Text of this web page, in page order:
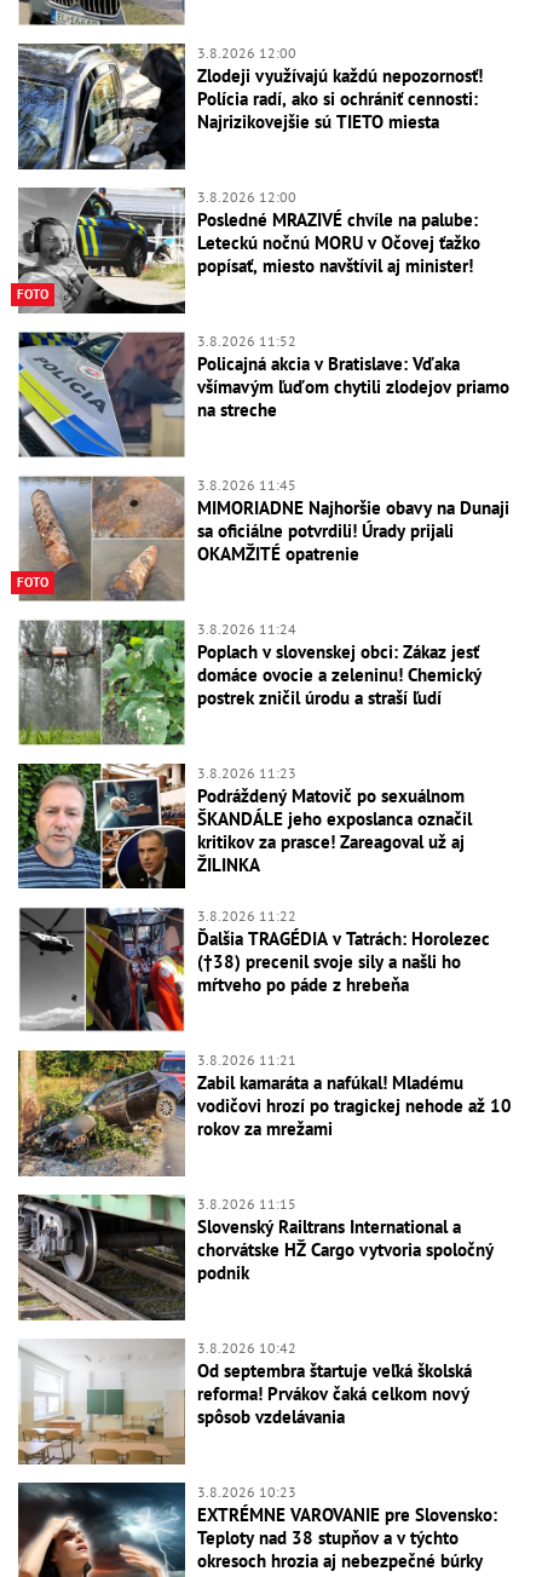
3.8.2026 12:00
Zlodeji využívajú každú nepozornosť!
Polícia radí, ako si ochrániť cennosti:
Najrizikovejšie sú TIETO miesta
FOTO
3.8.2026 12:00
Posledné MRAZIVÉ chvíle na palube:
Leteckú nočnú MORU v Očovej ťažko
popísať, miesto navštívil aj minister!
3.8.2026 11:52
Policajná akcia v Bratislave: Vďaka
všímavým ľuďom chytili zlodejov priamo
na streche
FOTO
3.8.2026 11:45
MIMORIADNE Najhoršie obavy na Dunaji
sa oficiálne potvrdili! Úrady prijali
OKAMŽITÉ opatrenie
3.8.2026 11:24
Poplach v slovenskej obci: Zákaz jesť
domáce ovocie a zeleninu! Chemický
postrek zničil úrodu a straší ľudí
3.8.2026 11:23
Podráždený Matovič po sexuálnom
ŠKANDÁLE jeho exposlanca označil
kritikov za prasce! Zareagoval už aj
ŽILINKA
3.8.2026 11:22
Ďalšia TRAGÉDIA v Tatrách: Horolezec
(†38) precenil svoje sily a našli ho
mŕtveho po páde z hrebeňa
3.8.2026 11:21
Zabil kamaráta a nafúkal! Mladému
vodičovi hrozí po tragickej nehode až 10
rokov za mrežami
3.8.2026 11:15
Slovenský Railtrans International a
chorvátske HŽ Cargo vytvoria spoločný
podnik
3.8.2026 10:42
Od septembra štartuje veľká školská
reforma! Prvákov čaká celkom nový
spôsob vzdelávania
3.8.2026 10:23
EXTRÉMNE VAROVANIE pre Slovensko:
Teploty nad 38 stupňov a v týchto
okresoch hrozia aj nebezpečné búrky